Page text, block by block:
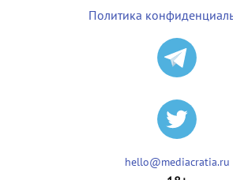
Политика
hello@mediacratia.ru